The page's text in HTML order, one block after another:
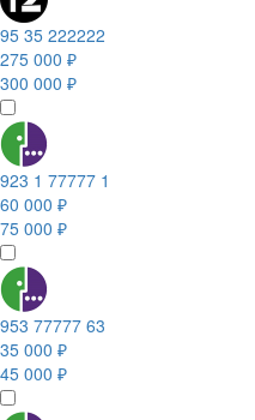
95 35 222222
275 000 ₽
300 000 ₽
923 1 77777 1
60 000 ₽
75 000 ₽
953 77777 63
35 000 ₽
45 000 ₽